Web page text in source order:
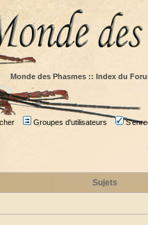
Monde des Phasmes :: Index du
Groupes d'utilisateurs
Sujets